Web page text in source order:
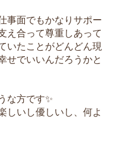
事面でもかなりサポー
え合って尊重しあって
いたことがどんどん現
せでいいんだろうかと
な方です✨
しいし優しいし、何よ